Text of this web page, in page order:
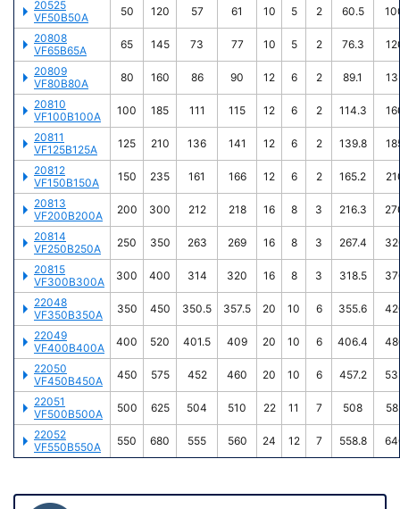
20525
VF50B50A
50 120 57 61 10 5 2 60.5
20808
VF65B65A
65 145 73 77 10 5 2 76.3
20809
VF80B80A
80 160 86 90 12 6 2 89.1
20810
VF100B100A
100 185 111 115 12 6 2 114.3
20811
VF125B125A
125 210 136 141 12 6 2 139.8
20812
VF150B150A
150 235 161 166 12 6 2 165.2
20813
VF200B200A
200 300 212 218 16 8 3 216.3
20814
VF250B250A
250 350 263 269 16 8 3 267.4
20815
VF300B300A
300 400 314 320 16 8 3 318.5
22048
VF350B350A
350 450 350.5 357.5 20 10 6 355.6
22049
VF400B400A
400 520 401.5 409 20 10 6 406.4
22050
VF450B450A
450 575 452 460 20 10 6 457.2
22051
VF500B500A
500 625 504 510 22 11 7 508
22052
VF550B550A
550 680 555 560 24 12 7 558.8